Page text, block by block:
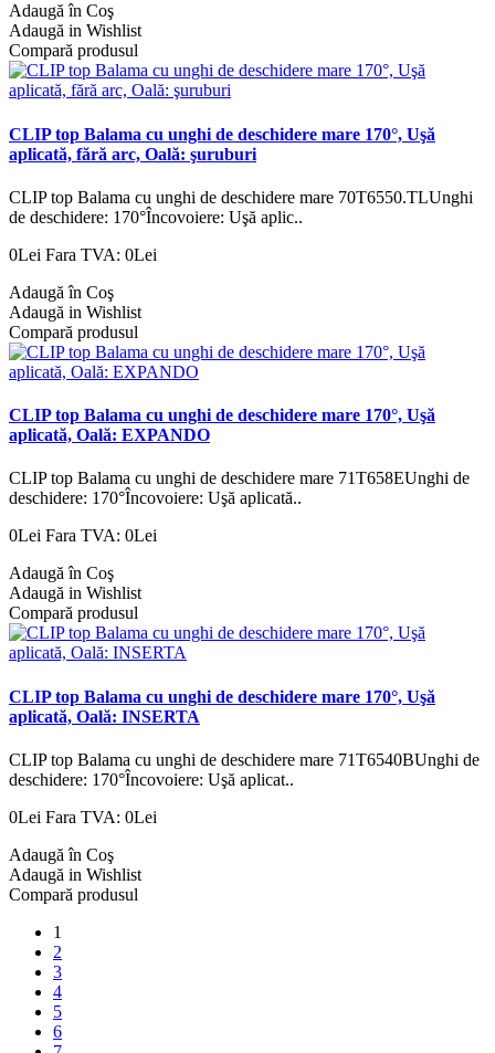
Adaugă în Coş
Adaugă in Wishlist
Compară produsul
CLIP top Balama cu unghi de deschidere mare 170°, Uşă
aplicată, fără arc, Oală: şuruburi
CLIP top Balama cu unghi de deschidere mare 70T6550.TLUnghi
de deschidere: 170°Încovoiere: Uşă aplic..
0Lei Fara TVA: 0Lei
Adaugă în Coş
Adaugă in Wishlist
Compară produsul
CLIP top Balama cu unghi de deschidere mare 170°, Uşă
aplicată, Oală: EXPANDO
CLIP top Balama cu unghi de deschidere mare 71T658EUnghi de
deschidere: 170°Încovoiere: Uşă aplicată..
0Lei Fara TVA: 0Lei
Adaugă în Coş
Adaugă in Wishlist
Compară produsul
CLIP top Balama cu unghi de deschidere mare 170°, Uşă
aplicată, Oală: INSERTA
CLIP top Balama cu unghi de deschidere mare 71T6540BUnghi de
deschidere: 170°Încovoiere: Uşă aplicat..
0Lei Fara TVA: 0Lei
Adaugă în Coş
Adaugă in Wishlist
Compară produsul
1
2
3
4
5
6